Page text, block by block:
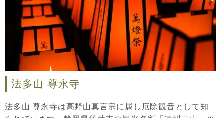
法多山 尊永寺
法多山 尊永寺は高野山真言宗に属し厄除観音として知